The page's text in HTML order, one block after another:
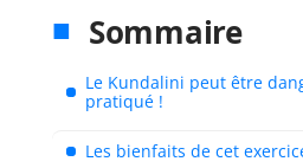
Sommaire
Le Kundalini peut être
pratiqué !
Les bienfaits de cet